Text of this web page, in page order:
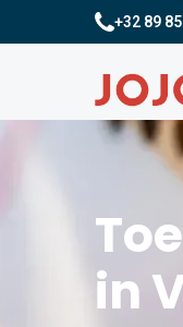
+32 89
in